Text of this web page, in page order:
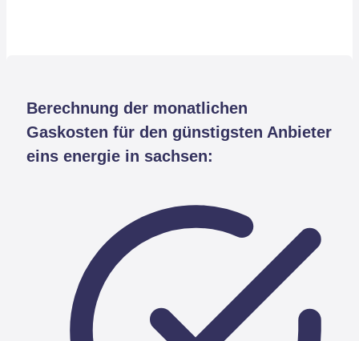
Berechnung der monatlichen
Gaskosten für den günstigsten Anbieter
eins energie in sachsen: